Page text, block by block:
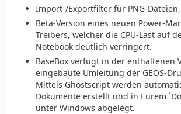
Import-/Exportfilter für PNG-Dateien,
Beta-Version eines neuen Power-
Treibers, welcher die CPU-Last auf
Notebook deutlich verringert.
BaseBox verfügt in der enthaltenen
eingebaute Umleitung der GEOS-
Mittels Ghostscript werden
Dokumente erstellt und in Eurem
unter Windows abgelegt.